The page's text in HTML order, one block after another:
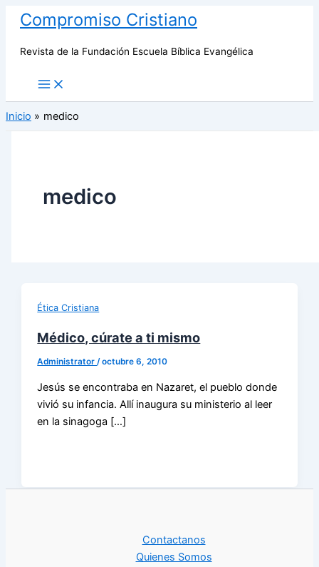
contenido
Compromiso Cristiano
Revista de la Fundación Escuela Bíblica Evangélica
Inicio medico
medico
Ética Cristiana
Médico, cúrate a ti mismo
Administrator/octubre 6, 2010
Jesús se encontraba en Nazaret, el pueblo donde
vivió su infancia. Allí inaugura su ministerio al leer
en la sinagoga […]
Contactanos
Quienes Somos